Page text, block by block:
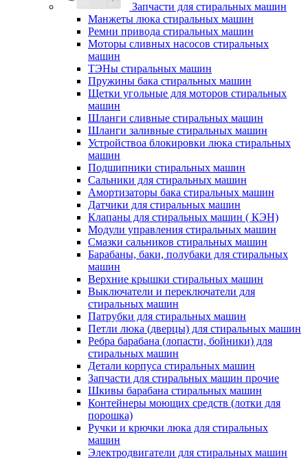
Запчасти для стиральных машин
Манжеты люка стиральных машин
Ремни привода стиральных машин
Моторы сливных насосов стиральных
машин
ТЭНы стиральных машин
Пружины бака стиральных машин
Щетки угольные для моторов стиральных
машин
Шланги сливные стиральных машин
Шланги заливные стиральных машин
Устройствоа блокировки люка стиральных
машин
Подшипники стиральных машин
Сальники для стиральных машин
Амортизаторы бака стиральных машин
Датчики для стиральных машин
Клапаны для стиральных машин ( КЭН)
Модули управления стиральных машин
Смазки сальников стиральных машин
Барабаны, баки, полубаки для стиральных
машин
Верхние крышки стиральных машин
Выключатели и переключатели для
стиральных машин
Патрубки для стиральных машин
Петли люка (дверцы) для стиральных машин
Ребра барабана (лопасти, бойники) для
стиральных машин
Детали корпуса стиральных машин
Запчасти для стиральных машин прочие
Шкивы барабана стиральных машин
Контейнеры моющих средств (лотки для
порошка)
Ручки и крючки люка для стиральных
машин
Электродвигатели для стиральных машин